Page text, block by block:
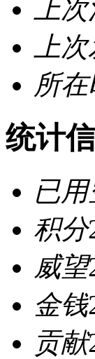
上
上
所
统计
已
积分
威望
金钱
贡献